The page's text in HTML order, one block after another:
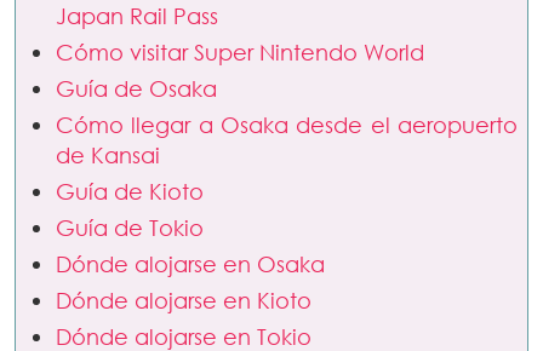
Japan Rail Pass
Cómo visitar Super Nintendo World
Guía de Osaka
Cómo llegar a Osaka desde el aeropuerto
de Kansai
Guía de Kioto
Guía de Tokio
Dónde alojarse en Osaka
Dónde alojarse en Kioto
Dónde alojarse en Tokio